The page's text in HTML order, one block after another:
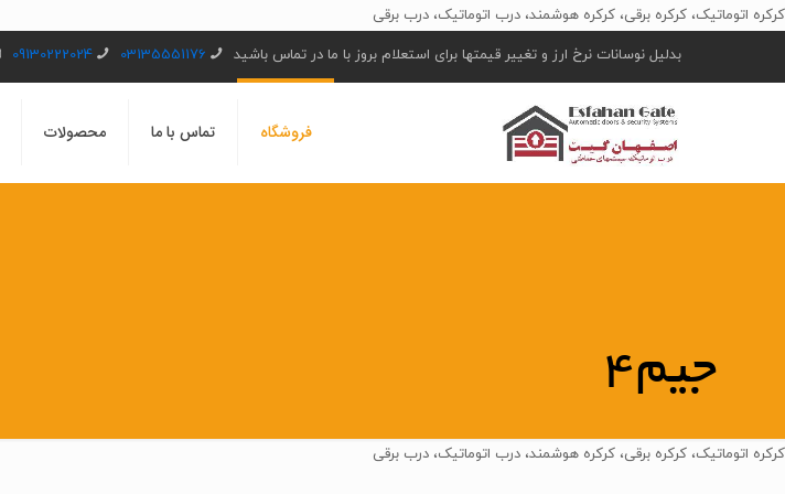
کرکره اتوماتیک، کرکره برقی، کرکره هوشمند، درب اتوماتیک، درب برقی
بدلیل نوسانات نرخ ارز و تغییر قیمتها برای استعلام بروز با ما در تماس باشید
03135551176
09130222024
فروشگاه تماس با ما محصولات
جیم4
کرکره اتوماتیک، کرکره برقی، کرکره هوشمند، درب اتوماتیک، درب برقی